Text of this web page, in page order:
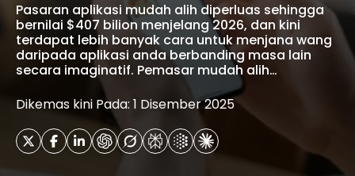
Pasaran aplikasi mudah alih diperluas sehingga
bernilai $407 bilion menjelang 2026, dan kini
terdapat lebih banyak cara untuk menjana wang
daripada aplikasi anda berbanding masa lain
secara imaginatif. Pemasar mudah alih…
Dikemas kini Pada: 1 Disember 2025